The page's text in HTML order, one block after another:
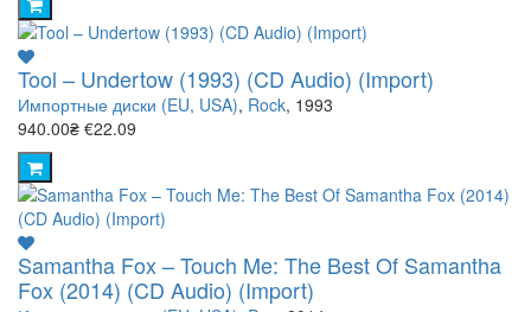
Tool – Undertow (1993) (CD Audio) (Import)
Импортные диски (EU, USA), Rock, 1993
940.00₴ €22.09
Samantha Fox – Touch Me: The Best Of Samantha
Fox (2014) (CD Audio) (Import)